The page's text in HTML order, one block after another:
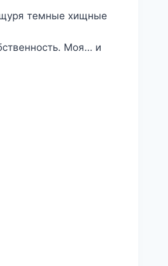
щуря темные хищные
Моя… и